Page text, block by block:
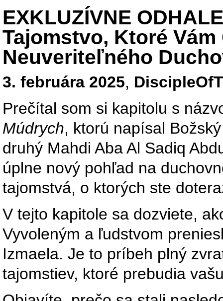
EXKLUZÍVNE
Tajomstvo, Ktoré
Neuveriteľného
3. februára 2025,
Prečítal som si kapitolu s
Múdrych, ktorú napísal
druhý Mahdi Aba Al Sadiq
úplne nový pohľad na
tajomstvá, o ktorých ste
V tejto kapitole sa dozviete,
Vyvoleným a ľudstvom
Izmaela. Je to príbeh plný
tajomstiev, ktoré prebudia